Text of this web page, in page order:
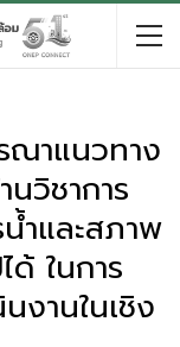
ณาแนวทาง
วิชาการ
ำและสภาพ
ด้ ในการ
งานในเชิง